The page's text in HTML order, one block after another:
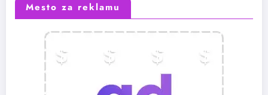
Mesto za reklamu